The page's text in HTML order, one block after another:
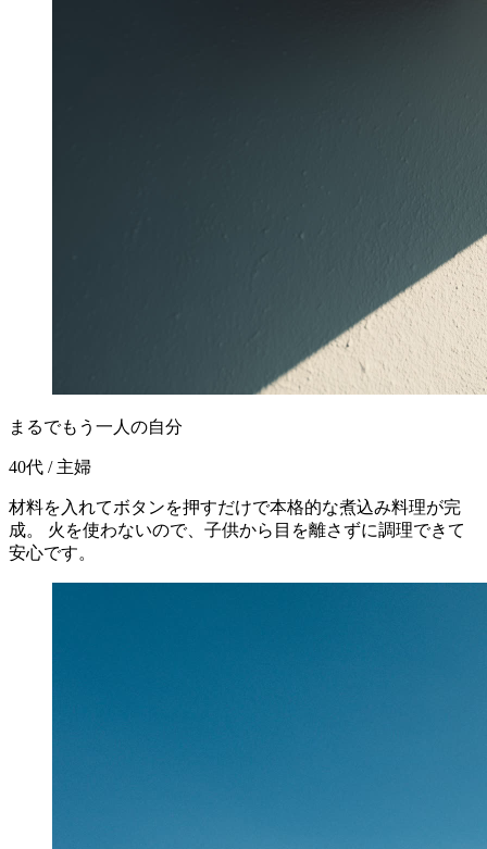
まるでもう一人の自分
40代 / 主婦
材料を入れてボタンを押すだけで本格的な煮込み料理が完
成。 火を使わないので、子供から目を離さずに調理できて
安心です。